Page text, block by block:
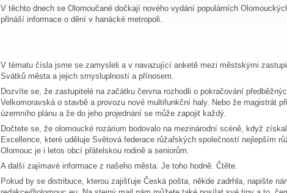
V těchto dnech se Olomoučané dočkají nového vydání populárních
přináší informace o dění v hanácké metropoli.
V tématu čísla jsme se zamysleli a v navazující anketě mezi městskými
Svátků města a jejich smysluplností a přínosem.
Dozvíte se, že zastupitelé na začátku června rozhodli o pokračování
Velkomoravská o stavbě a provozu nové multifunkční haly. Nebo že magistrát
územního plánu a že do jeho projednání se může zapojit každý.
Dočtete se, že olomoucké rozárium bodovalo na mezinárodní scéně, když
Excellence, které uděluje Světová federace růžařských společností nejlepším
Olomouc je i letos obcí přátelskou rodině a seniorům.
A další zajímavé informace z našeho města. Je toho hodně. Čtěte.
Pokud by se distribuce, kterou zajišťuje Česká pošta, někde zadrhla, napište